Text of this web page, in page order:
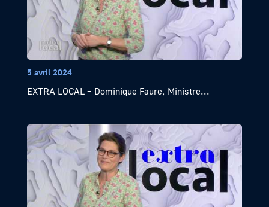
5 avril 2024
EXTRA LOCAL – Dominique Faure, Ministre...